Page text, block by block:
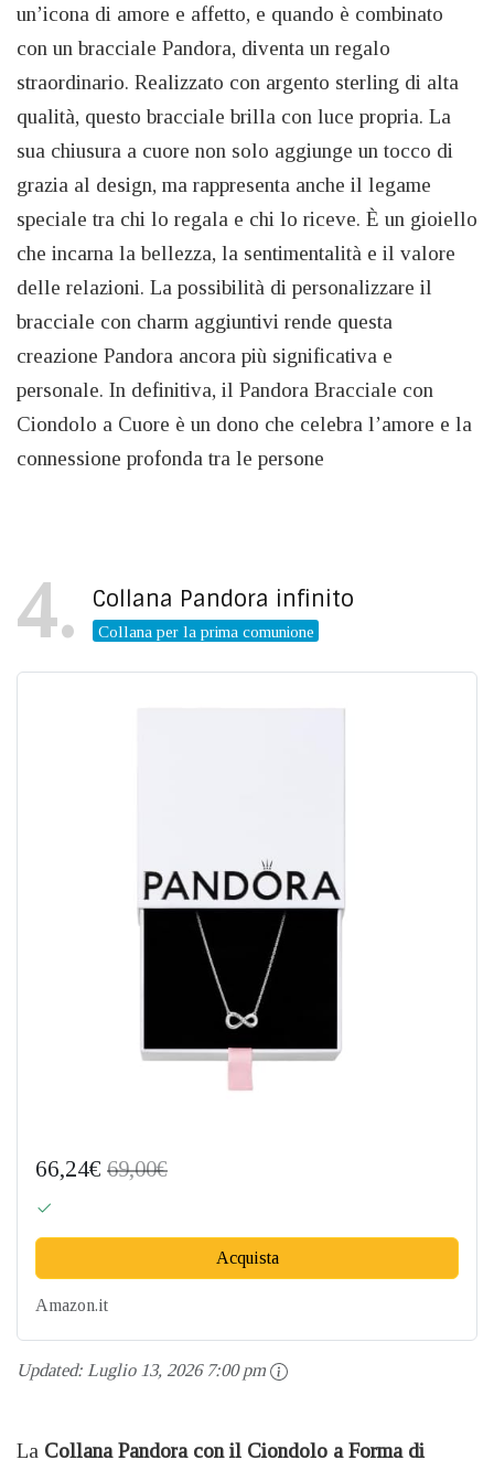
un’icona di amore e affetto, e quando è combinato
con un bracciale Pandora, diventa un regalo
straordinario. Realizzato con argento sterling di alta
qualità, questo bracciale brilla con luce propria. La
sua chiusura a cuore non solo aggiunge un tocco di
grazia al design, ma rappresenta anche il legame
speciale tra chi lo regala e chi lo riceve. È un gioiello
che incarna la bellezza, la sentimentalità e il valore
delle relazioni. La possibilità di personalizzare il
bracciale con charm aggiuntivi rende questa
creazione Pandora ancora più significativa e
personale. In definitiva, il Pandora Bracciale con
Ciondolo a Cuore è un dono che celebra l’amore e la
connessione profonda tra le persone
4 Collana Pandora infinito
Collana per la prima comunione
66,24€ 69,00€
Acquista
Amazon.it
Updated: Luglio 13, 2026 7:00 pm
La Collana Pandora con il Ciondolo a Forma di